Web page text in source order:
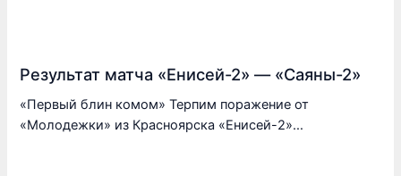
Результат матча «Енисей-2» — «Саяны-2»
«Первый блин комом» Терпим поражение от
«Молодежки» из Красноярска «Енисей-2»…